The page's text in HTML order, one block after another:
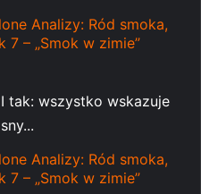
Analizy: Ród smoka,
7 – „Smok w zimie”
tak: wszystko wskazuje
Analizy: Ród smoka,
7 – „Smok w zimie”